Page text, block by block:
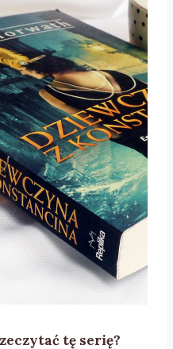
tę serię?